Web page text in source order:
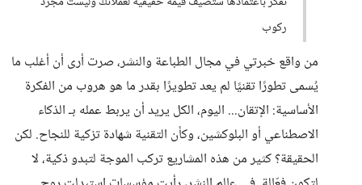
ركوب
من واقع خبرتي في مجال الطباعة والنشر، صرت أرى أن أغلب ما
يُسمى تطورًا تقنيًا لم يعد تطويرًا بقدر ما هو هروب من الفكرة
الأساسية: الإتقان... اليوم، الكل يريد أن يربط عمله بـ الذكاء
الاصطناعي أو البلوكشين، وكأن التقنية شهادة تزكية للنجاح. لكن
الحقيقة؟ كثير من هذه المشاريع تركب الموجة لتبدو ذكية، لا